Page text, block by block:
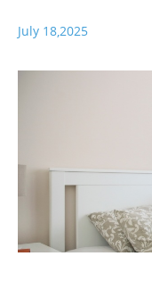
July 18,2025